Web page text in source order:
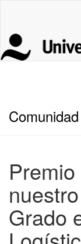
Grado